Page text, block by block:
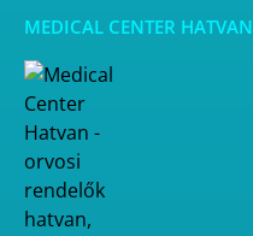
MEDICAL CENTER HATVAN